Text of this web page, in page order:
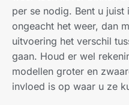
per se nodig. Bent u juist
ongeacht het weer, dan
uitvoering het verschil
gaan. Houd er wel
modellen groter en
invloed is op waar u ze